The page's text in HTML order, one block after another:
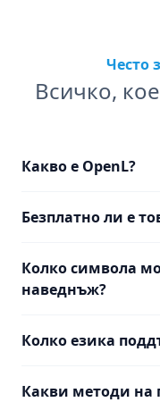
Често
Всичко,
Какво е OpenL?
Безплатно ли е
Колко символа
наведнъж?
Колко езика
Какви методи на